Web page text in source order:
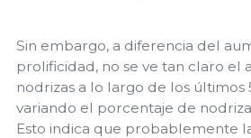
Sin embargo, a diferencia del
prolificidad, no se ve tan claro el
nodrizas a lo largo de los últimos
variando el porcentaje de
Esto indica que probablemente